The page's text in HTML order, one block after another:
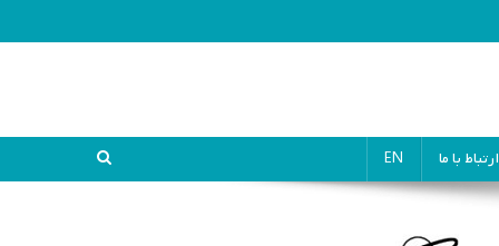
ارتباط با ما EN